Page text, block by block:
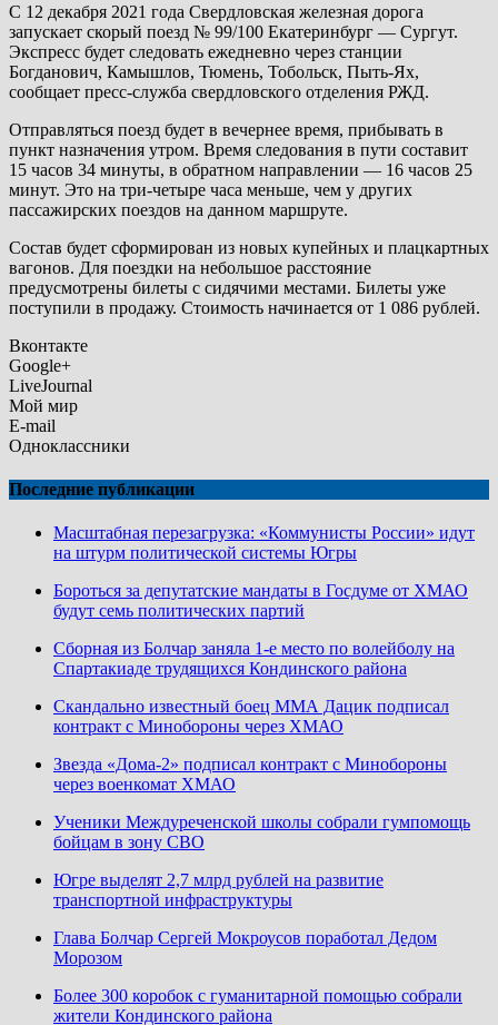
С 12 декабря 2021 года Свердловская железная дорога
запускает скорый поезд № 99/100 Екатеринбург — Сургут.
Экспресс будет следовать ежедневно через станции
Богданович, Камышлов, Тюмень, Тобольск, Пыть-Ях,
сообщает пресс-служба свердловского отделения РЖД.
Отправляться поезд будет в вечернее время, прибывать в
пункт назначения утром. Время следования в пути составит
15 часов 34 минуты, в обратном направлении — 16 часов 25
минут. Это на три-четыре часа меньше, чем у других
пассажирских поездов на данном маршруте.
Состав будет сформирован из новых купейных и плацкартных
вагонов. Для поездки на небольшое расстояние
предусмотрены билеты с сидячими местами. Билеты уже
поступили в продажу. Стоимость начинается от 1 086 рублей.
Вконтакте
Google+
LiveJournal
Мой мир
E-mail
Одноклассники
Последние публикации
Масштабная перезагрузка: «Коммунисты России» идут
на штурм политической системы Югры
Бороться за депутатские мандаты в Госдуме от ХМАО
будут семь политических партий
Сборная из Болчар заняла 1-е место по волейболу на
Спартакиаде трудящихся Кондинского района
Скандально известный боец ММА Дацик подписал
контракт с Минобороны через ХМАО
Звезда «Дома-2» подписал контракт с Минобороны
через военкомат ХМАО
Ученики Междуреченской школы собрали гумпомощь
бойцам в зону СВО
Югре выделят 2,7 млрд рублей на развитие
транспортной инфраструктуры
Глава Болчар Сергей Мокроусов поработал Дедом
Морозом
Более 300 коробок с гуманитарной помощью собрали
жители Кондинского района